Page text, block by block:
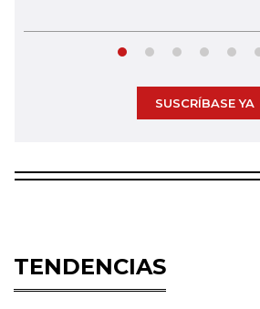
SUSCRÍBASE YA
TENDENCIAS